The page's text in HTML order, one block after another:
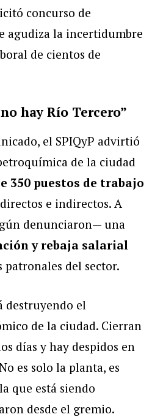
concurso de
agudiza la incertidumbre
de cientos de
hay Río Tercero”
el SPIQyP advirtió
de la ciudad
350 puestos de trabajo
e indirectos. A
denunciaron— una
y rebaja salarial
patronales del sector.
destruyendo el
de la ciudad. Cierran
días y hay despidos en
es solo la planta, es
que está siendo
desde el gremio.